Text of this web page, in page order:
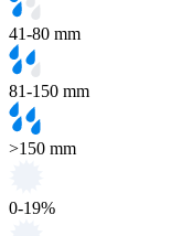
41-80 mm
81-150 mm
>150 mm
0-19%